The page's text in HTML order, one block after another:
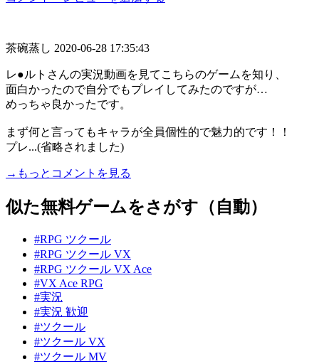
茶碗蒸し 2020-06-28 17:35:43
レ●ルトさんの実況動画を見てこちらのゲームを知り、
面白かったので自分でもプレイしてみたのですが…
めっちゃ良かったです。
まず何と言ってもキャラが全員個性的で魅力的です！！
プレ...(省略されました)
→もっとコメントを見る
似た無料ゲームをさがす（自動）
#RPG ツクール
#RPG ツクール VX
#RPG ツクール VX Ace
#VX Ace RPG
#実況
#実況 歓迎
#ツクール
#ツクール VX
#ツクール MV